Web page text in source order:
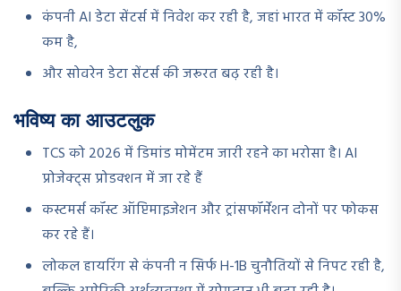
कंपनी AI डेटा सेंटर्स में निवेश कर रही है, जहां भारत में कॉस्ट 30%
कम है,
और सोवरेन डेटा सेंटर्स की जरूरत बढ़ रही है।
भविष्य का आउटलुक
TCS को 2026 में डिमांड मोमेंटम जारी रहने का भरोसा है। AI
प्रोजेक्ट्स प्रोडक्शन में जा रहे हैं
कस्टमर्स कॉस्ट ऑप्टिमाइजेशन और ट्रांसफॉर्मेशन दोनों पर फोकस
कर रहे हैं।
लोकल हायरिंग से कंपनी न सिर्फ H-1B चुनौतियों से निपट रही है,